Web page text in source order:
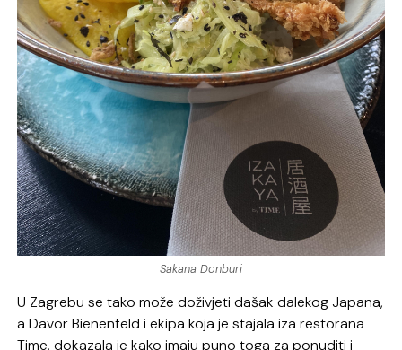
Sakana Donburi
U Zagrebu se tako može doživjeti dašak dalekog Japana,
a Davor Bienenfeld i ekipa koja je stajala iza restorana
Time, dokazala je kako imaju puno toga za ponuditi i